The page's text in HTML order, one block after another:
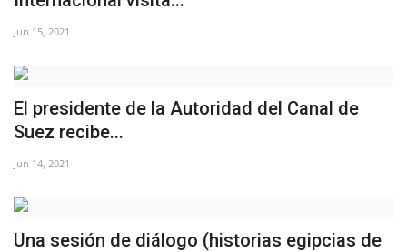
Noticias
Nasser Fellowship para Leadership
Internacional
Líderes
Jun 15, 2021
El presidente de la Autoridad del Canal de
Suez recibe...
Jun 14, 2021
Una sesión de diálogo (historias egipcias de